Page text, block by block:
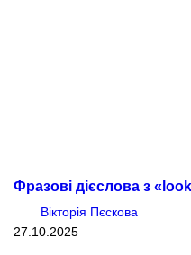
Фразові дієслова з
Вікторія Пєскова
27.10.2025